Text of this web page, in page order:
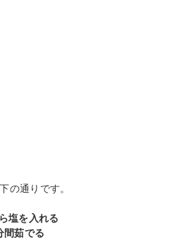
の通りです。
塩を入れる
間茹でる